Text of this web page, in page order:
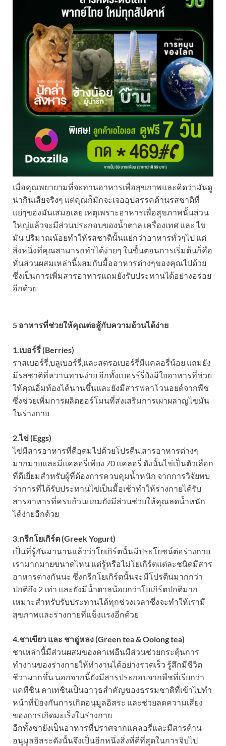
เมื่อคุณพยายามที่จะทานอาหารเพื่อสุขภาพและคิดว่ามันดู
น่ากินเสียจริงๆ แต่คุณก็มักจะเจออุปสรรคด้านรสชาติที่
แย่ๆของมันเสมอเลย เหตุเพราะอาหารเพื่อสุขภาพนั้นส่วน
ใหญ่แล้วจะมีส่วนประกอบของน้ำตาล เครื่องเทศ และ ไข
มัน ปริมาณน้อยทำให้รสชาตินั้นแย่กว่าอาหารทั่วๆไป แต่
สิ่งหนึ่งที่คุณสามารถทำได้ง่ายๆ ในขั้นตอนการเริ่มต้นก็คือ
หั่นส่วนผสมเหล่านี้ผสมกับมื้ออาหารต่างๆของคุณไปด้วย
ซึ่งเป็นการเพิ่มสารอาหารแถมยังรับประทานได้อย่างอร่อย
อีกด้วย
5 อาหารที่ช่วยให้คุณต่อสู้กับความอ้วนได้ง่าย
1.เบอร์รี่ (Berries)
ราสเบอร์รี่,บลูเบอร์รี่,และสตรอเบอร์รี่มีแคลอรี่น้อย แถมยัง
มีรสชาติที่หวานทานง่าย อีกทั้งเบอรร์รี่ยังมีใยอาหารที่ช่วย
ให้คุณอิ่มท้องได้นานขึ้นและยังมีสารฟลาโวนอยด์จากพืช
ซึ่งช่วยเพิ่มการผลิตฮอร์โมนที่ส่งเสริมการเผาผลาญไขมัน
ในร่างกาย
2.ไข่ (Eggs)
ไข่มีสารอาหารที่ดีอุดมไปด้วยโปรตีน,สารอาหารต่างๆ
มากมายและมีแคลอรี่เพียง 70 แคลอรี่ ดังนั้นไข่เป็นตัวเลือก
ที่ดีเยี่ยมสำหรับผู้ที่ต้องการควบคุมน้ำหนัก จากการวิจัยพบ
ว่าการที่ได้รับประทานไข่เป็นมื้อเช้าทำให้ร่างกายได้รับ
สารอาหารที่ครบถ้วนแถมยังมีส่วนช่วยให้คุณลดน้ำหนัก
ได้ง่ายอีกด้วย
3.กรีกโยเกิร์ต (Greek Yogurt)
เป็นที่รู้กันมานานแล้วว่าโยเกิร์ตนั้นมีประโยชน์ต่อร่างกาย
เรามากมายขนาดไหน แต่รู้หรือไม่โยเกิร์ตแต่ละชนิดมีสาร
อาหารต่างกันนะ ซึ่งกรีกโยเกิร์ตนั้นจะมีโปรตีนมากกว่า
ปกติถึง 2 เท่า และยังมีน้ำตาลน้อยกว่าโยเกิร์ตปกติมาก
เหมาะสำหรับรับประทานได้ทุกช่วงเวลาซึ่งจะทำให้เรามี
สุขภาพและร่างกายที่แข็งแรงอีกด้วย
4.ชาเขียว และ ชาอู่หลง (Green tea & Oolong tea)
ชาเหล่านี้มีส่วนผสมของคาเฟอีนมีส่วนช่วยกระตุ้นการ
ทำงานของร่างกายให้ทำงานได้อย่างรวดเร็ว รู้สึกมีชีวิต
ชีวามากขึ้น นอกจากนี้ยังมีสารประกอบจากพืชที่เรียกว่า
แคทีชิน คาเทชินเป็นอาวุธสำคัญของธรรมชาติที่เข้าไปทำ
หน้าที่ป้องกันการเกิดอนุมูลอิสระ และช่วยลดความเสี่ยง
ของการเกิดมะเร็งในร่างกาย
อีกทั้งชายังเป็นอาหารที่ปราศจากแคลอรี่และมีสารต้าน
อนุมูลอิสระดังนั้นจึงเป็นอีกหนึ่งสิ่งที่ดีที่สุดในการจิบไป